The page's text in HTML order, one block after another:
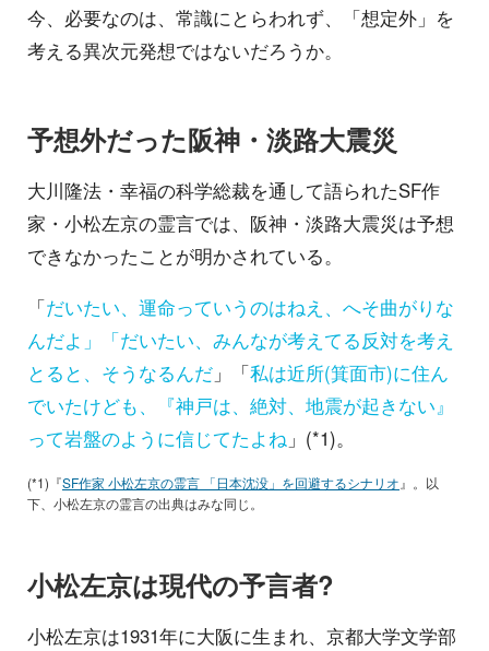
今、必要なのは、常識にとらわれず、「想定外」を
考える異次元発想ではないだろうか。
予想外だった阪神・淡路大震災
大川隆法・幸福の科学総裁を通して語られたSF作
家・小松左京の霊言では、阪神・淡路大震災は予想
できなかったことが明かされている。
「だいたい、運命っていうのはねえ、へそ曲がりな
んだよ」「だいたい、みんなが考えてる反対を考え
とると、そうなるんだ 」「私は近所(箕面市)に住ん
でいたけども、『神戸は、絶対、地震が起きない』
って岩盤のように信じてたよね 」(*1)。
(*1)『SF作家 小松左京の霊言 「日本沈没」を回避するシナリオ 』。以
下、小松左京の霊言の出典はみな同じ。
小松左京は現代の予言者?
小松左京は1931年に大阪に生まれ、京都大学文学部